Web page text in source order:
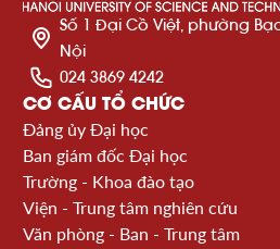
Số 1 Đại Cồ Việt, phường
Nội
024 3869 4242
CƠ CẤU TỔ CHỨC
Đảng ủy Đại học
Ban giám đốc Đại học
Trường - Khoa đào tạo
Viện - Trung tâm nghiên cứu
Văn phòng - Ban - Trung tâm